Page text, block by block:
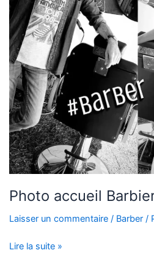
Photo accueil
Laisser un commentaire / Barber/
Lire la suite »